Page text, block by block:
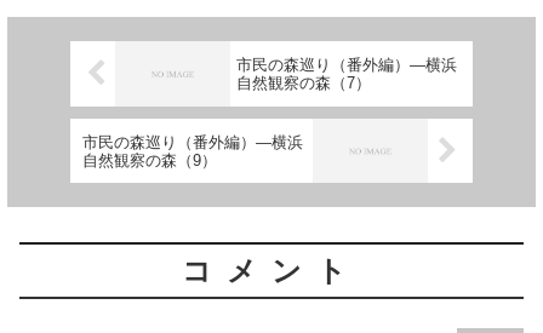
市民の森巡り（番外編）―横浜
自然観察の森（7）
市民の森巡り（番外編）―横浜
自然観察の森（9）
コメント